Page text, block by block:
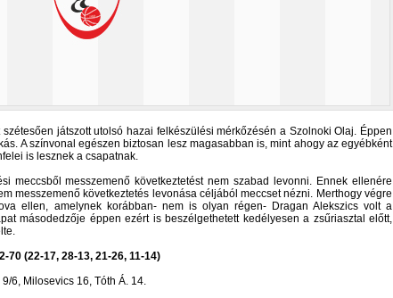
játszott utolsó hazai felkészülési mérkőzésén a Szolnoki Olaj. Éppen
A színvonal egészen biztosan lesz magasabban is, mint ahogy az egyébként
is lesznek a csapatnak.
meccsből messzemenő következtetést nem szabad levonni. Ennek ellenére
messzemenő következtetés levonása céljából meccset nézni. Merthogy végre
ellen, amelynek korábban- nem is olyan régen- Dragan Alekszics volt a
másodedzője éppen ezért is beszélgethetett kedélyesen a zsűriasztal előtt,
70 (22-17, 28-13, 21-26, 11-14)
6, Milosevics 16, Tóth Á. 14.